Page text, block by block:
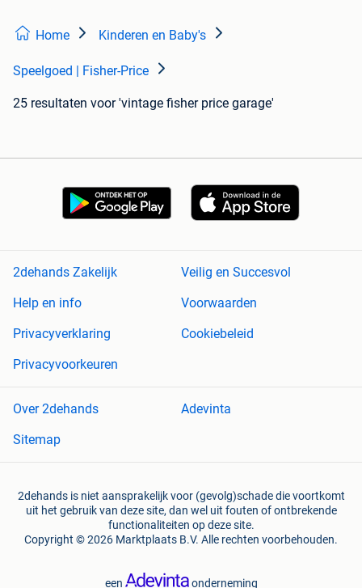
Home Kinderen en Baby's
Speelgoed | Fisher-Price
25 resultaten voor 'vintage fisher price garage'
2dehands Zakelijk
Veilig en Succesvol
Help en info
Voorwaarden
Privacyverklaring
Cookiebeleid
Privacyvoorkeuren
Over 2dehands
Adevinta
Sitemap
2dehands is niet aansprakelijk voor (gevolg)schade die voortkomt
uit het gebruik van deze site, dan wel uit fouten of ontbrekende
functionaliteiten op deze site.
Copyright © 2026 Marktplaats B.V. Alle rechten voorbehouden.
een onderneming